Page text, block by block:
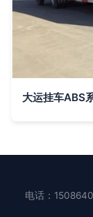
大运挂车ABS
电话：